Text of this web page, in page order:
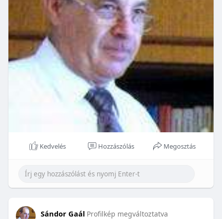
Kedvelés Hozzászólás Megosztás
Sándor Gaál Profilkép megváltoztatva